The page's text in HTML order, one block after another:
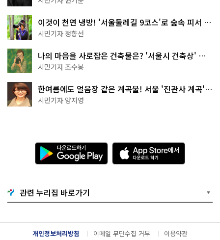
이것이 천연 냉방! '서울둘레길 9코스'로 숲속 피서 떠
나볼까
시민기자 정향선
나의 마음을 사로잡은 건축물은? '서울시 건축상' 수
상작 공개!
시민기자 조수봉
한여름에도 얼음장 같은 계곡물! 서울 '진관사 계곡'이
천국이네~
시민기자 양지영
다
운
로
기
G
o
g
l
e
A
p
p
e
서
다
운
관련 누리집 바로가기
개인정보처리방침 이메일 무단수집 거부 이용약관